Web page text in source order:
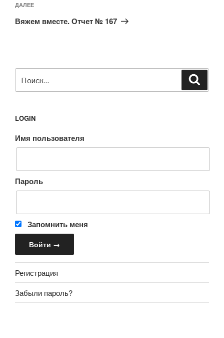
Следующая
запись
ДАЛЕЕ
Вяжем вместе. Отчет № 167
LOGIN
Имя пользователя
Пароль
Запомнить меня
Регистрация
Забыли пароль?